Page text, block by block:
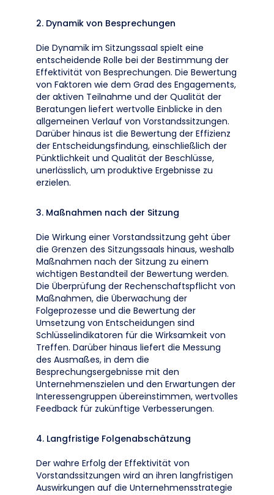
2. Dynamik von Besprechungen
Die Dynamik im Sitzungssaal spielt eine
entscheidende Rolle bei der Bestimmung der
Effektivität von Besprechungen. Die Bewertung
von Faktoren wie dem Grad des Engagements,
der aktiven Teilnahme und der Qualität der
Beratungen liefert wertvolle Einblicke in den
allgemeinen Verlauf von Vorstandssitzungen.
Darüber hinaus ist die Bewertung der Effizienz
der Entscheidungsfindung, einschließlich der
Pünktlichkeit und Qualität der Beschlüsse,
unerlässlich, um produktive Ergebnisse zu
erzielen.
3. Maßnahmen nach der Sitzung
Die Wirkung einer Vorstandssitzung geht über
die Grenzen des Sitzungssaals hinaus, weshalb
Maßnahmen nach der Sitzung zu einem
wichtigen Bestandteil der Bewertung werden.
Die Überprüfung der Rechenschaftspflicht von
Maßnahmen, die Überwachung der
Folgeprozesse und die Bewertung der
Umsetzung von Entscheidungen sind
Schlüsselindikatoren für die Wirksamkeit von
Treffen. Darüber hinaus liefert die Messung
des Ausmaßes, in dem die
Besprechungsergebnisse mit den
Unternehmenszielen und den Erwartungen der
Interessengruppen übereinstimmen, wertvolles
Feedback für zukünftige Verbesserungen.
4. Langfristige Folgenabschätzung
Der wahre Erfolg der Effektivität von
Vorstandssitzungen wird an ihren langfristigen
Auswirkungen auf die Unternehmensstrategie